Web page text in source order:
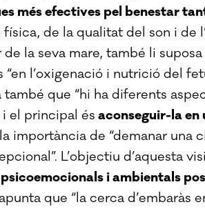
més efectives pel benestar
de la qualitat del son i de
de la seva mare, també li
“en l’oxigenació i nutrició del
també que “hi ha diferents
el principal és aconseguir-la
importància de “demanar una
L’objectiu d’aquesta
i ambientals
que “la cerca